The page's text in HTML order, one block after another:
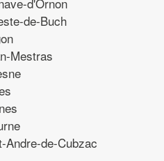
de-Buch
Mestras
Andre-de-Cubzac